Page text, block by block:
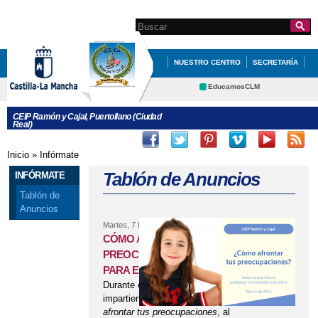
contenido
principal
Formulario de
búsqueda
Search this site
NUESTRO CENTRO SECRETARÍA
EDUCACIÓN QUÉ HACEMOS
EducamosCLM
Deportes CRFP
CEIP Ramón y Cajal, Puertollano (Ciudad
Real)
Se encuentra usted aquí
Inicio » Infórmate
INFÓRMATE
Tablón de
Anuncios
Tablón de Anuncios
Martes, 7 Marzo, 2023
CÓMO AFRONTAR TUS
PREOCUPACIONES: CHARLA
PARA EL ALUMNADO
Durante el mes de marzo, se está
impartiendo la charlaCómo
afrontar tus preocupaciones , al